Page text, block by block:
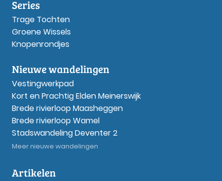
Series
Trage Tochten
Groene Wissels
Knopenrondjes
Nieuwe wandelingen
Vestingwerkpad
Kort en Prachtig Elden Meinerswijk
Brede rivierloop Maasheggen
Brede rivierloop Wamel
Stadswandeling Deventer 2
Meer nieuwe wandelingen
Artikelen